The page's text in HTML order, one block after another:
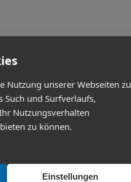
Nutzung unserer Webseiten zu
Such und Surfverlaufs,
Nutzungsverhalten
zu können.
Einstellungen